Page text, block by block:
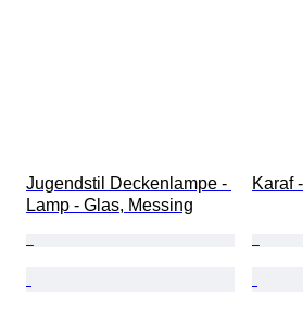
Jugendstil Deckenlampe -
Lamp - Glas, Messing
Karaf